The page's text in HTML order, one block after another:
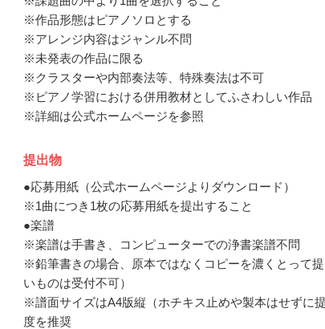
※作品形態はピアノソロとする
※アレンジ内容はジャンル不問
※未発表の作品に限る
※クラスターや内部奏法等、特殊奏法は不可
※ピアノ学習における併用教材としてふさわしい作品
※詳細は公式ホームページを参照
提出物
●応募用紙（公式ホームページよりダウンロード）
※1曲につき1枚の応募用紙を提出すること
●楽譜
※楽譜は手書き、コンピューターでの浄書楽譜不問
※鉛筆書きの場合、原本ではなくコピーを濃くとって
いものは受付不可）
※譜面サイズはA4版縦（ホチキス止めや製本はせずに
度を推奨